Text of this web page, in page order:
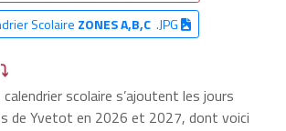
Scolaire ZONES A,B,C.JPG
scolaire s’ajoutent les jours
de Yvetot en 2026 et 2027, dont voici